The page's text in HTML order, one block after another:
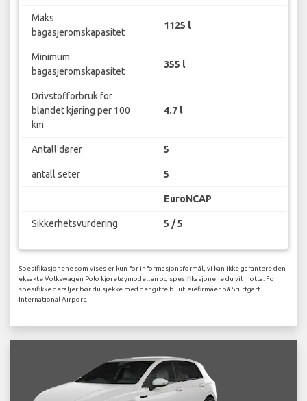
Maks
bagasjeromskapasitet
1125 l
Minimum
bagasjeromskapasitet
355 l
Drivstofforbruk for
blandet kjøring per 100
km
4.7 l
Antall dører 5
antall seter 5
EuroNCAP
Sikkerhetsvurdering 5 / 5
Spesifikasjonene som vises er kun for informasjonsformål, vi kan ikke garantere den
eksakte Volkswagen Polo kjøretøymodellen og spesifikasjonene du vil motta. For
spesifikke detaljer bør du sjekke med det gitte bilutleiefirmaet på Stuttgart
International Airport.